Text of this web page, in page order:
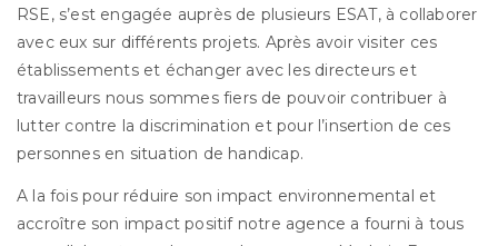
RSE, s’est engagée auprès de plusieurs ESAT, à collaborer
avec eux sur différents projets. Après avoir visiter ces
établissements et échanger avec les directeurs et
travailleurs nous sommes fiers de pouvoir contribuer à
lutter contre la discrimination et pour l’insertion de ces
personnes en situation de handicap.
A la fois pour réduire son impact environnemental et
accroître son impact positif notre agence a fourni à tous